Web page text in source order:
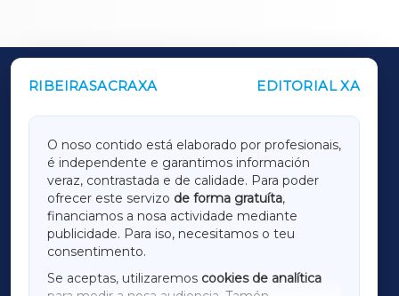
RIBEIRASACRAXA EDITORIAL XA
O noso contido está elaborado por profesionais,
é independente e garantimos información
veraz, contrastada e de calidade. Para poder
ofrecer este servizo de forma gratuíta,
financiamos a nosa actividade mediante
publicidade. Para iso, necesitamos o teu
consentimento.
Se aceptas, utilizaremos cookies de analítica
OUTROS PERIÓDICOS
LUGOXA
TERRACHAXA